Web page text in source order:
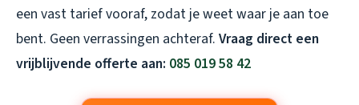
een vast tarief vooraf, zodat je weet waar je aan toe
bent. Geen verrassingen achteraf. Vraag direct een
vrijblijvende offerte aan: 085 019 58 42